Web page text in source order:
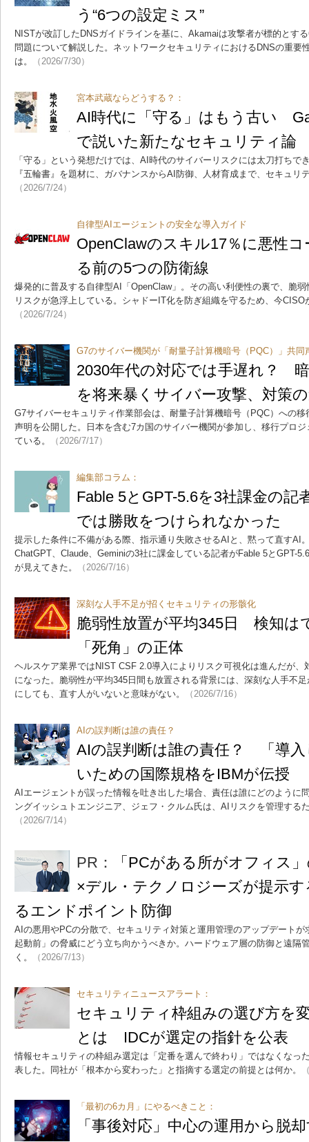
う“6つの設定ミス”
NISTが改訂したDNSガイドラインを基に、Akamaiは攻撃者が標的とす
問題について解説した。ネットワークセキュリティにおけるDNSの重要
は。
（2026/7/30）
宮本武蔵ならどうする？：
AI時代に「守る」はもう古い
で説いた新たなセキュリティ論
「守る」という発想だけでは、AI時代のサイバーリスクには太刀打ちで
『五輪書』を題材に、ガバナンスからAI防御、人材育成まで、セキュリ
（2026/7/24）
自律型AIエージェントの安全な導入ガイド
OpenClawのスキル17％に悪性
る前の5つの防衛線
爆発的に普及する自律型AI「OpenClaw」。その高い利便性の裏で、脆
リスクが急浮上している。シャドーIT化を防ぎ組織を守るため、今
（2026/7/24）
G7のサイバー機関が「耐量子計算機暗号（PQC）」共
2030年代の対応では手遅れ？
を将来暴くサイバー攻撃、対策
G7サイバーセキュリティ作業部会は、耐量子計算機暗号（PQC）への
声明を公開した。日本を含む7カ国のサイバー機関が参加し、移行プロ
ている。
（2026/7/17）
編集部コラム：
Fable 5とGPT-5.6を3社課金の記
では勝敗をつけられなかった
提示した条件に不備がある際、指示通り失敗させるAIと、黙って直すAI
ChatGPT、Claude、Geminiの3社に課金している記者がFable 5とGPT-
が見えてきた。
（2026/7/16）
深刻な人手不足が招くセキュリティの形骸化
脆弱性放置が平均345日 検知は
「死角」の正体
ヘルスケア業界ではNIST CSF 2.0導入によりリスク可視化は進んだが、
になった。脆弱性が平均345日間も放置される背景には、深刻な人手不
にしても、直す人がいないと意味がない。
（2026/7/16）
AIの誤判断は誰の責任？
AIの誤判断は誰の責任？ 「導
いための国際規格をIBMが伝授
AIエージェントが誤った情報を吐き出した場合、責任は誰にどのように
ングイッシュトエンジニア、ジェフ・クルム氏は、AIリスクを管理する
（2026/7/14）
PR：
「PCがある所がオフィス
×デル・テクノロジーズが提示す
るエンドポイント防御
AIの悪用やPCの分散で、セキュリティ対策と運用管理のアップデート
起動前」の脅威にどう立ち向かうべきか。ハードウェア層の防御と遠隔
く。
（2026/7/13）
セキュリティニュースアラート：
セキュリティ枠組みの選び方を
とは IDCが選定の指針を公表
情報セキュリティの枠組み選定は「定番を選んで終わり」ではなくなっ
表した。同社が「根本から変わった」と指摘する選定の前提とは何か。
「最初の6カ月」にやるべきこと：
「事後対応」中心の運用から脱